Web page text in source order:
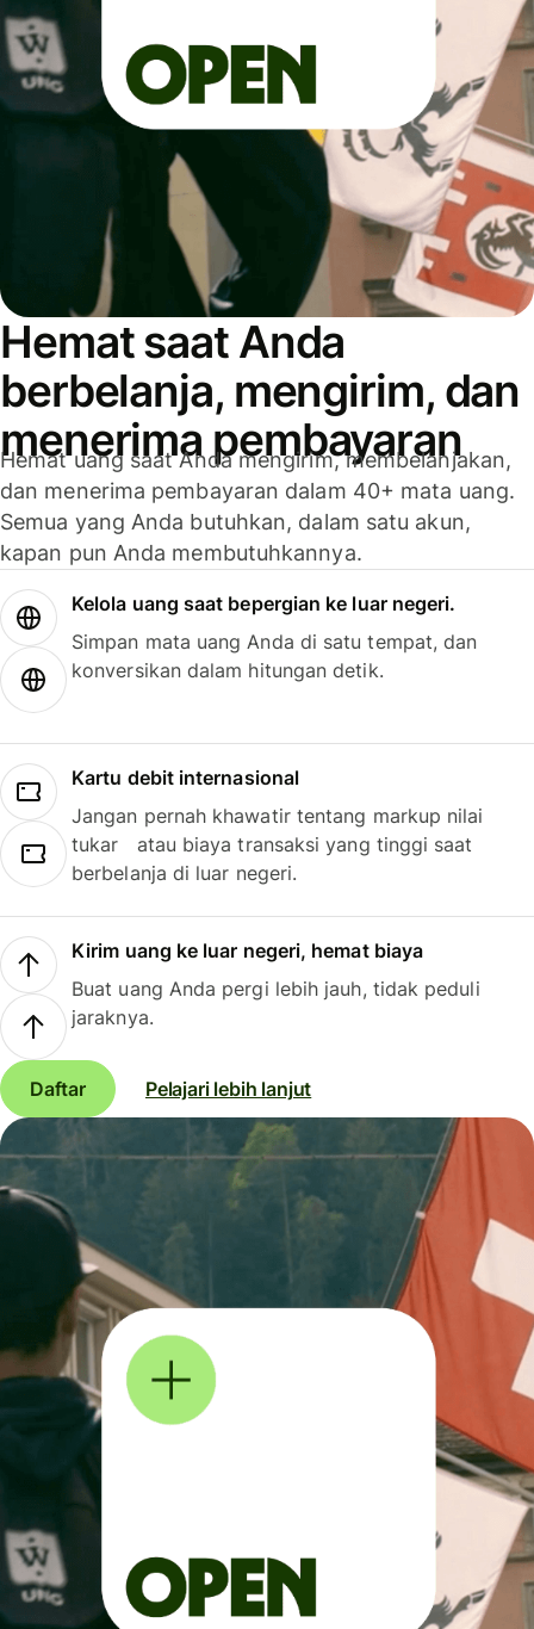
Hemat saat Anda
berbelanja, mengirim, dan
menerima pembayaran
Hemat uang saat Anda mengirim, membelanjakan,
dan menerima pembayaran dalam 40+ mata uang.
Semua yang Anda butuhkan, dalam satu akun,
kapan pun Anda membutuhkannya.
Kelola uang saat bepergian ke luar negeri.
Simpan mata uang Anda di satu tempat, dan
konversikan dalam hitungan detik.
Kartu debit internasional
Jangan pernah khawatir tentang markup nilai
tukar atau biaya transaksi yang tinggi saat
berbelanja di luar negeri.
Kirim uang ke luar negeri, hemat biaya
Buat uang Anda pergi lebih jauh, tidak peduli
jaraknya.
Daftar Pelajari lebih lanjut